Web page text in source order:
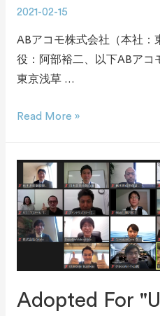
2021-02-15
ABアコモ株式会社（本社：
役：阿部裕二、以下ABアコ
東京浅草 …
Read More »
Adopted For